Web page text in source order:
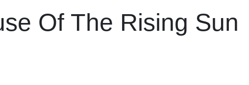
Of The Rising Sun